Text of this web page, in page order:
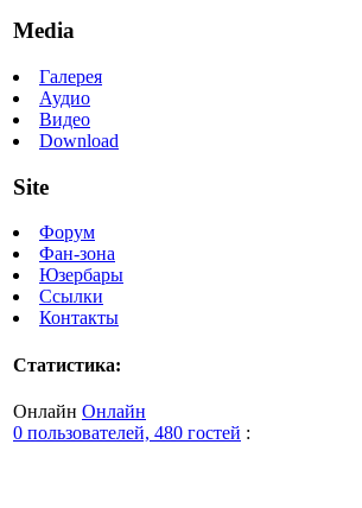
Media
Галерея
Аудио
Видео
Download
Site
Форум
Фан-зона
Юзербары
Ссылки
Контакты
Статистика:
Онлайн Онлайн
0 пользователей, 480 гостей :